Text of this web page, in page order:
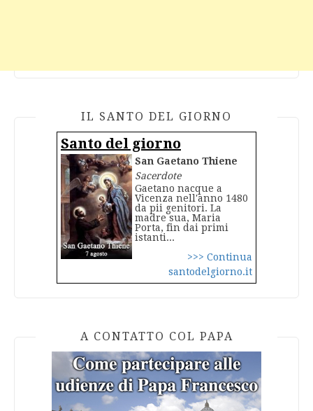
IL SANTO DEL GIORNO
Santo del giorno
San Gaetano Thiene
Sacerdote
Gaetano nacque a
Vicenza nell'anno 1480
da pii genitori. La
madre sua, Maria
Porta, fin dai primi
istanti...
>>> Continua
santodelgiorno.it
A CONTATTO COL PAPA